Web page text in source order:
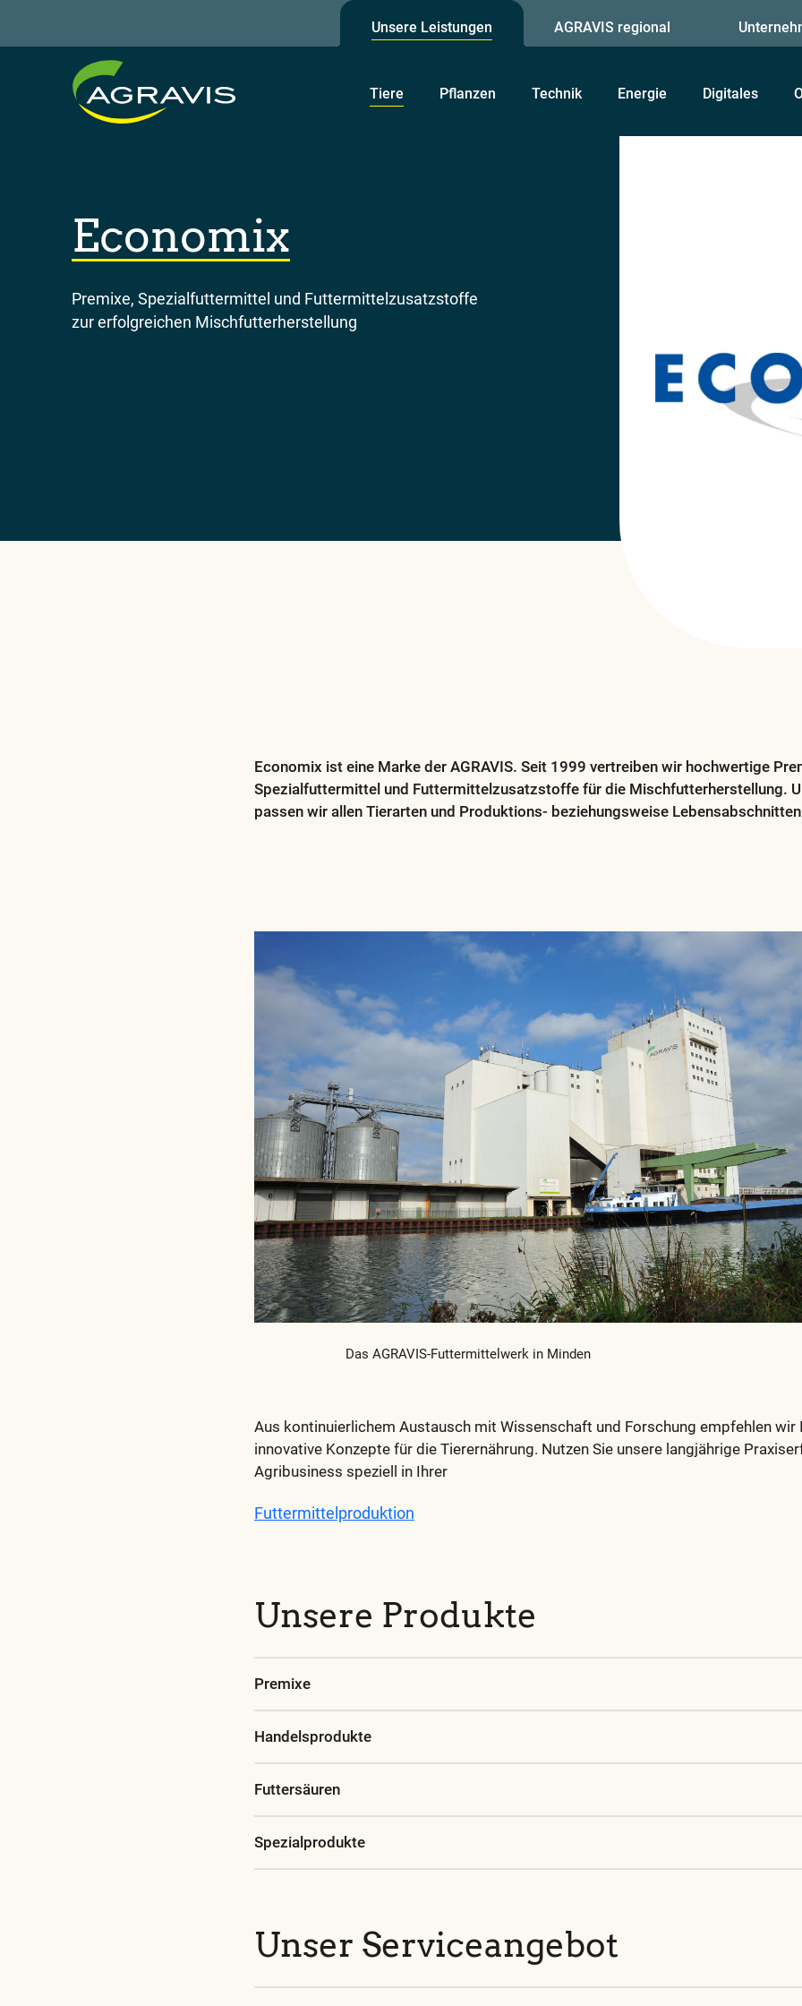
Unsere Leistungen AGRAVIS regional
Tiere Pflanzen Technik Energie Digitales
Economix
Premixe, Spezialfuttermittel und Futtermittelzusatzstoffe
zur erfolgreichen Mischfutterherstellung
Economix ist eine Marke der AGRAVIS. Seit 1999 vertreiben wir hochwertige
Spezialfuttermittel und Futtermittelzusatzstoffe für die Mischfutterherstellung.
passen wir allen Tierarten und Produktions- beziehungsweise
Das AGRAVIS-Futtermittelwerk in Minden
Aus kontinuierlichem Austausch mit Wissenschaft und Forschung empfehlen wir
innovative Konzepte für die Tierernährung. Nutzen Sie unsere langjährige
Agribusiness speziell in Ihrer
Futtermittelproduktion
Unsere Produkte
Premixe
Handelsprodukte
Futtersäuren
Spezialprodukte
Unser Serviceangebot